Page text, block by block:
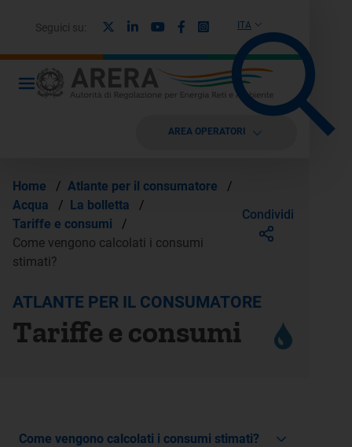
ITA
Seguici su: LinkedinYoutubeFacebook
Instagram
AREA OPERATORI
Home / Atlante per il consumatore
/
Acqua
/ La bolletta
/
Tariffe e consumi
/
Come vengono calcolati i consumi
stimati?
Condividi
ATLANTE PER IL CONSUMATORE
Tariffe e consumi
Come vengono calcolati i consumi stimati?